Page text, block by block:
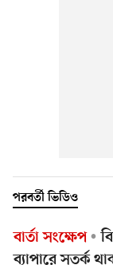
পরবর্তী ভিডিও
বার্তা সংক্ষেপ
ব্যাপারে সতর্ক